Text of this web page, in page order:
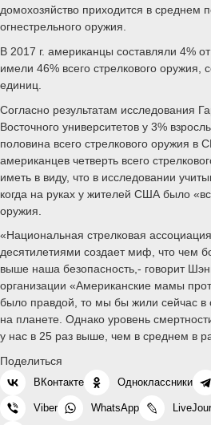
домохозяйство приходится в среднем
огнестрельного оружия.
В 2017 г. американцы составляли 4%
имели 46% всего стрелкового оружия,
единиц.
Согласно результатам исследования
Восточного университетов у 3%
половина всего стрелкового оружия в
американцев четверть всего
иметь в виду, что в исследовании
когда на руках у жителей США было
оружия.
«Национальная стрелковая
десятилетиями создает миф, что чем
выше наша безопасность,- говорит
организации «Американские мамы
было правдой, то мы бы жили сейчас в
на планете. Однако уровень
у нас в 25 раз выше, чем в среднем в
Поделиться
ВКонтакте Одноклассники
Viber WhatsApp